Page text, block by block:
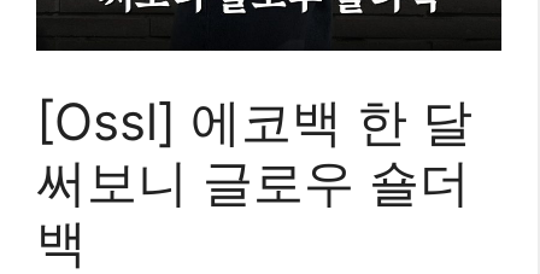
[Ossl] 에코백 한 달
써보니 글로우 숄더
백